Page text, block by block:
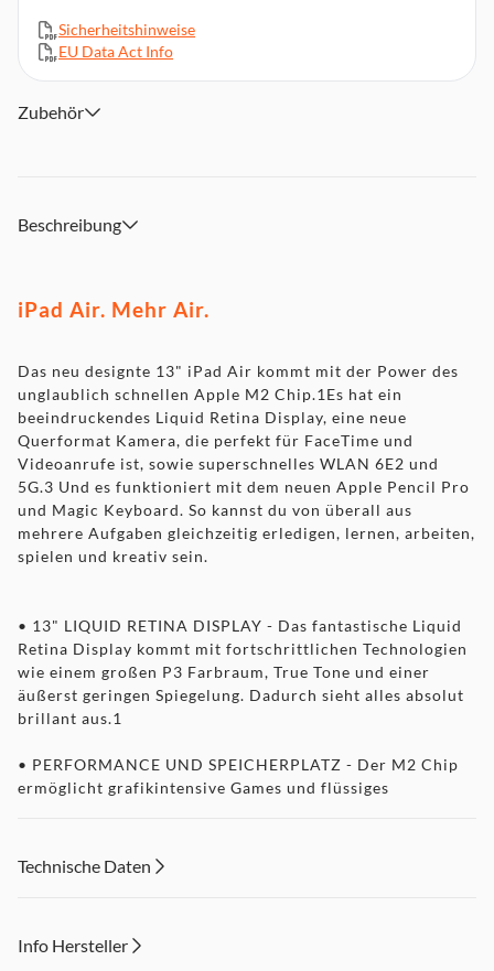
auf dem nächsten Level
Mit iPadOS und großartigen Apps erledigst du alles intuitiv
und wie magisch
Sicherheitshinweise
EU Data Act Info
Zubehör
Beschreibung
iPad Air. Mehr Air.
Das neu designte 13" iPad Air kommt mit der Power des
unglaublich schnellen Apple M2 Chip.1Es hat ein
beeindruckendes Liquid Retina Display, eine neue
Querformat Kamera, die perfekt für FaceTime und
Videoanrufe ist, sowie superschnelles WLAN 6E2 und
5G.3 Und es funktioniert mit dem neuen Apple Pencil Pro
und Magic Keyboard. So kannst du von überall aus
mehrere Aufgaben gleichzeitig erledigen, lernen, arbeiten,
spielen und kreativ sein.
• 13" LIQUID RETINA DISPLAY - Das fantastische Liquid
Retina Display kommt mit fortschrittlichen Technologien
wie einem großen P3 Farbraum, True Tone und einer
äußerst geringen Spiegelung. Dadurch sieht alles absolut
brillant aus.1
• PERFORMANCE UND SPEICHERPLATZ - Der M2 Chip
ermöglicht grafikintensive Games und flüssiges
weiterarbeiten und spielen, egal wo du gerade bist.4
Wähle zwischen 1 TB und 2 TB Speicher, je nachdem, wie
• IPADOS + APPS - iPadOS macht das iPad noch
Technische Daten
Info Hersteller